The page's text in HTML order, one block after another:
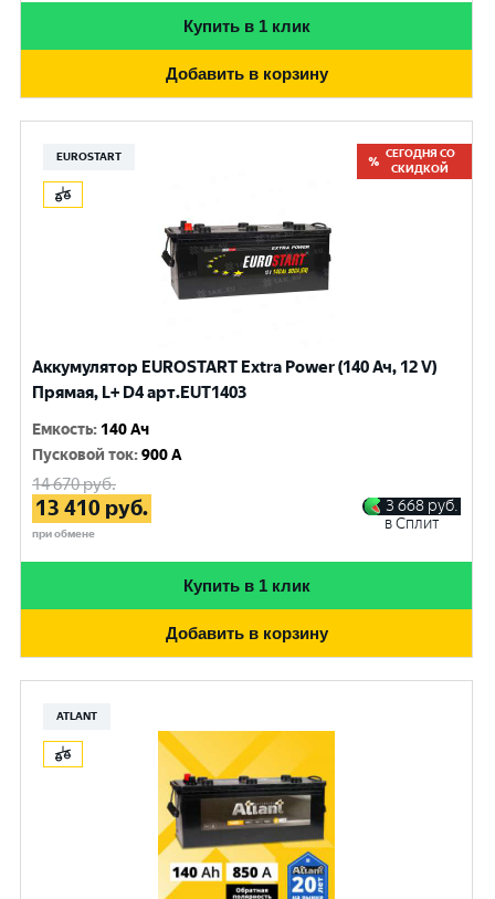
Купить в 1 клик
Добавить в корзину
EUROSTART
СЕГОДНЯ СО
СКИДКОЙ
Аккумулятор EUROSTART Extra Power (140 Ач, 12 V)
Прямая, L+ D4 арт.EUT1403
Емкость: 140 Ач
Пусковой ток:900 A
14 670руб.
13 410 руб.
при обмене
3 668 руб.
в Сплит
Купить в 1 клик
Добавить в корзину
ATLANT